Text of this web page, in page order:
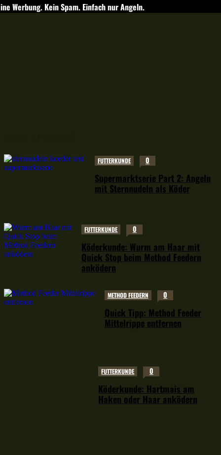
Werbung. Kein Spam. Einfach nur Angeln.
FUTTERKUNDE 0
Supermarktserie Part 2: Angeln
mit Sternnudeln als Köder
FUTTERKUNDE 0
Köderkunde: Wurm am Haar mit
Quick Stop beim Method Feedern
anködern
METHOD FEEDERN 0
Quick Tipp: Method Feeder
Mittelrippe entfernen
FUTTERKUNDE 0
Köderkunde: Hartmais am
Haken oder Haar anködern